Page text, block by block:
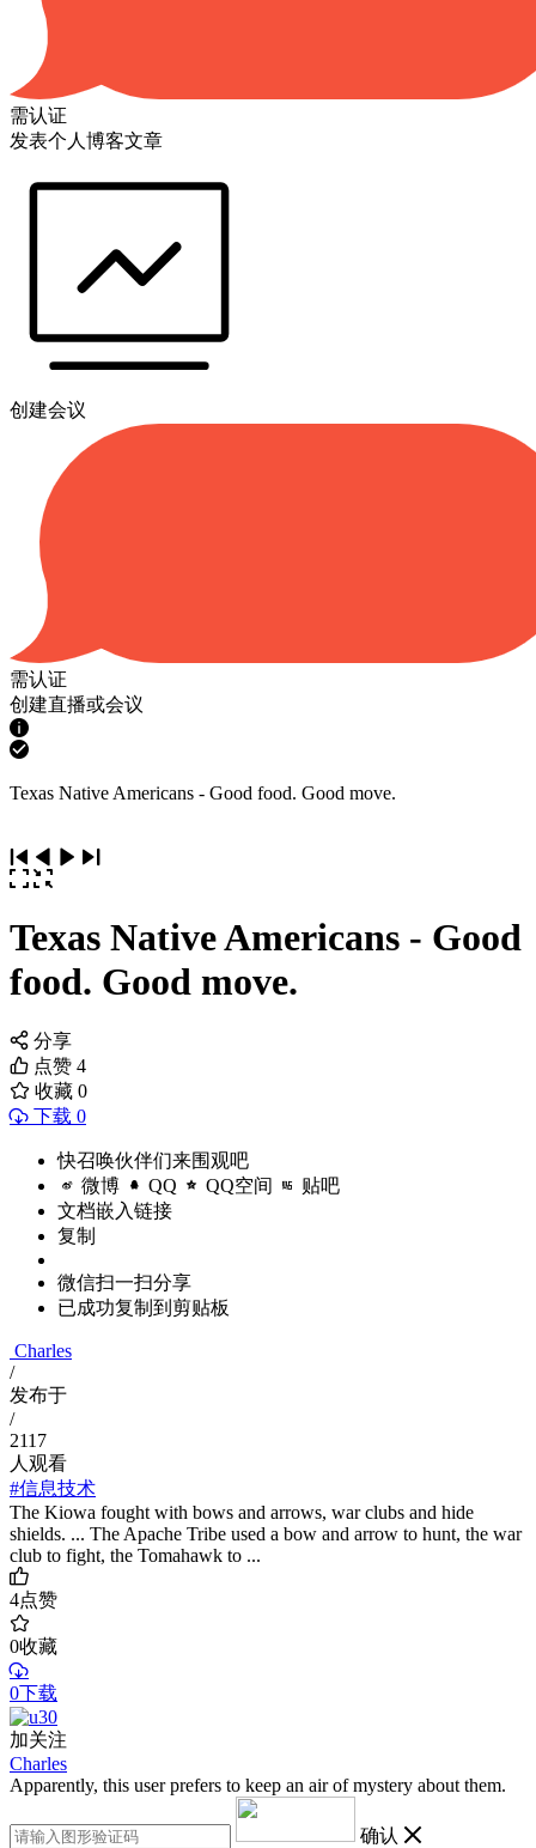
需认证
发表个人博客文章
创建会议
需认证
创建直播或会议
Texas Native Americans - Good food. Good move.
Texas Native Americans - Good
food. Good move.
分享
点赞 4
收藏 0
下载 0
快召唤伙伴们来围观吧
微博 QQ QQ空间 贴吧
文档嵌入链接
复制
微信扫一扫分享
已成功复制到剪贴板
Charles
/
发布于
/
2117
人观看
#信息技术
The Kiowa fought with bows and arrows, war clubs and hide
shields. ... The Apache Tribe used a bow and arrow to hunt, the war
club to fight, the Tomahawk to ...
4点赞
0收藏
0下载
加关注
Charles
Apparently, this user prefers to keep an air of mystery about them.
确认